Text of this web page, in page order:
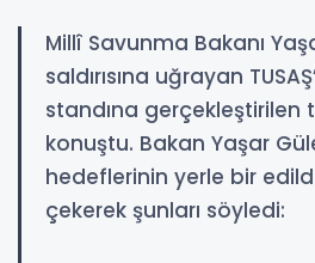
Millî Savunma Bakanı
saldırısına uğrayan
standına gerçekleştirilen
konuştu. Bakan Yaşar
hedeflerinin yerle bir
çekerek şunları söyledi: